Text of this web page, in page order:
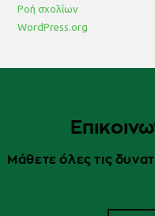
Ροή σχολίων
WordPress.org
Μάθετε όλες τις